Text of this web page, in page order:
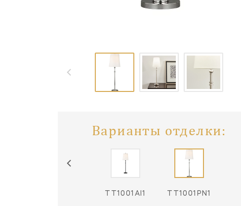
Варианты отделки:
TT1001AI1 TT1001PN1